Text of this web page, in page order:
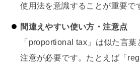
使用法を意識することが重要で
間違えやすい使い方・注意点
「proportional tax」は似た言
注意が必要です。たとえば「